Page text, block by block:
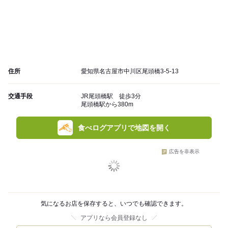
住所 愛知県名古屋市中川区尾頭橋3-5-13
交通手段
JR尾頭橋駅 徒歩3分
尾頭橋駅から380m
食べログアプリで地図を開く
広告を非表示
気になるお店を保存すると、いつでも確認できます。
アプリなら会員登録なし